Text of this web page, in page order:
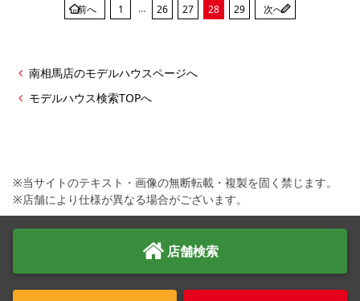
前へ 1 … 26 27 28 29 次へ
南相馬店のモデルハウスページへ
モデルハウス検索TOPへ
※当サイトのテキスト・画像の無断転載・複製を固く禁じます。
※店舗により仕様が異なる場合がございます。
店舗検索